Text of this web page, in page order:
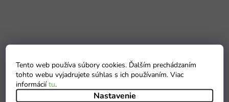
Tento web používa súbory cookies. Ďalším prechádzaním
tohto webu vyjadrujete súhlas s ich používaním. Viac
informáciítu.
Nastavenie